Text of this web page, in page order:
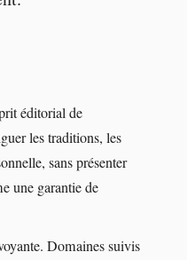
éditorial de
les traditions, les
sans présenter
une garantie de
Domaines suivis